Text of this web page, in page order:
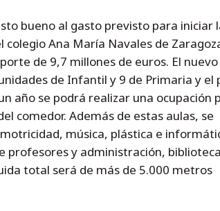
bueno al gasto previsto para iniciar
Ana María Navales de
de 9,7 millones de euros. El
de Infantil y 9 de Primaria y el
año se podrá realizar una ocupación
comedor. Además de estas aulas, se
música, plástica e
profesores y administración,
total será de más de 5.000 metros